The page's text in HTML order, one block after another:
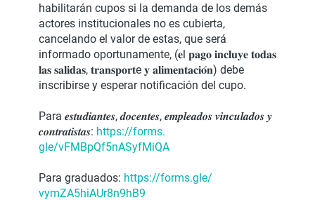
habilitarán cupos si la demanda de los demás
actores institucionales no es cubierta,
cancelando el valor de estas, que será
informado oportunamente, (𝐞l 𝐩𝐚𝐠𝐨 𝐢𝐧𝐜𝐥𝐮𝐲𝐞 𝐭𝐨𝐝𝐚𝐬
𝐥𝐚𝐬 𝐬𝐚𝐥𝐢𝐝𝐚𝐬, 𝐭𝐫𝐚𝐧𝐬𝐩𝐨𝐫𝐭e 𝐲 𝐚𝐥𝐢𝐦𝐞𝐧𝐭𝐚𝐜𝐢𝐨́𝐧) debe
inscribirse y esperar notificación del cupo.
Para 𝒆𝒔𝒕𝒖𝒅𝒊𝒂𝒏𝒕𝒆𝒔, 𝒅𝒐𝒄𝒆𝒏𝒕𝒆𝒔, 𝒆𝒎𝒑𝒍𝒆𝒂𝒅𝒐𝒔 𝒗𝒊𝒏𝒄𝒖𝒍𝒂𝒅𝒐𝒔 𝒚
𝒄𝒐𝒏𝒕𝒓𝒂𝒕𝒊𝒔𝒕𝒂𝒔: https://forms.
gle/vFMBpQf5nASyfMiQA
Para graduados: https://forms.gle/
vymZA5hiAUr8n9hB9